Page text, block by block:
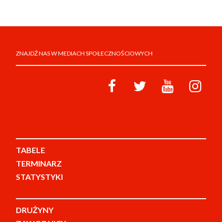
ZNAJDŹ NAS W MEDIACH SPOŁECZNOŚCIOWYCH
TABELE
TERMINARZ
STATYSTYKI
DRUŻYNY